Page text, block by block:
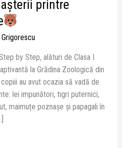
printre
Grigorescu
by Step, alături de Clasa I
la Grădina Zoologică din
au avut ocazia să vadă de
lei impunători, tigri puternici,
maimuțe poznașe și papagali în